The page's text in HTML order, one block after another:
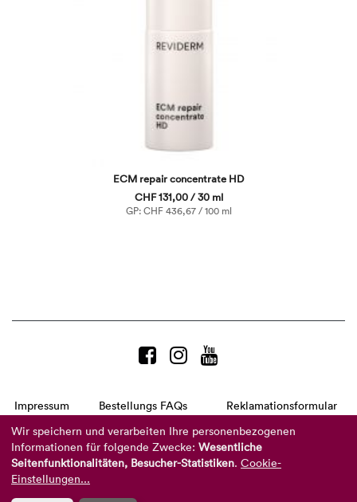
ECM repair concentrate HD
CHF 131,00 / 30 ml
GP: CHF 436,67 / 100 ml
Impressum Bestellungs FAQs
Reklamationsformular
AGB
Datenschutzerklärung
Barrierefreiheitserklärung
Telefon:+49 8104 8873-310
(Mo-Do: 9-16 Uhr und Fr: 9-14 Uhr)
Wir speichern und verarbeiten Ihre personenbezogenen
Informationen für folgende Zwecke: Wesentliche
Seitenfunktionalitäten, Besucher-Statistiken. Cookie-
Einstellungen...